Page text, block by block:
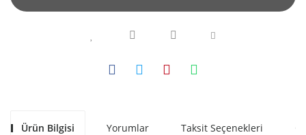
Ürün Bilgisi Yorumlar Taksit Seçenekleri